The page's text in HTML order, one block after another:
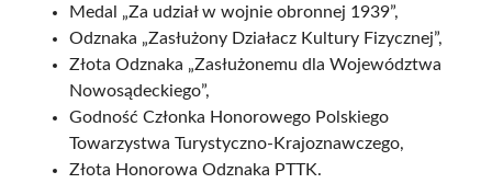
Medal „Za udział w wojnie obronnej 1939”,
Odznaka „Zasłużony Działacz Kultury Fizycznej”,
Złota Odznaka „Zasłużonemu dla Województwa
Nowosądeckiego”,
Godność Członka Honorowego Polskiego
Towarzystwa Turystyczno-Krajoznawczego,
Złota Honorowa Odznaka PTTK.